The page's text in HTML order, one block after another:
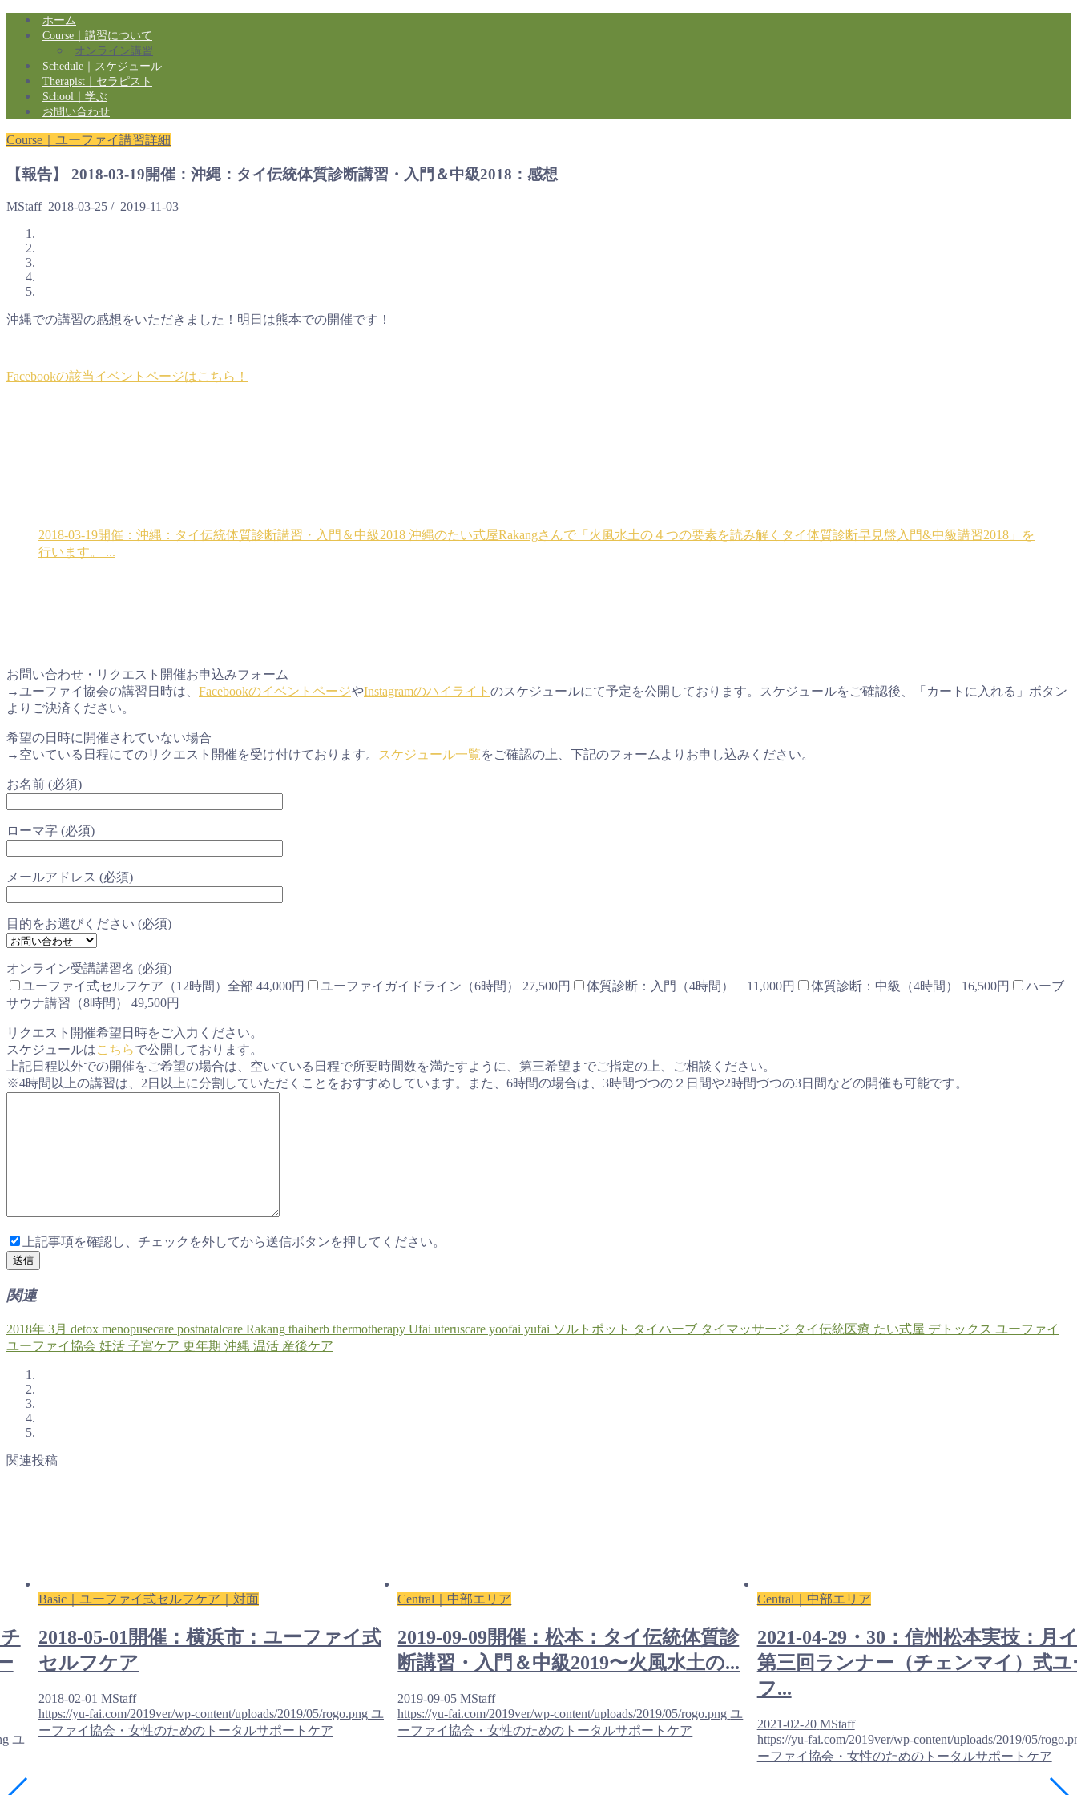
ホーム
Course｜講習について
オンライン講習
Schedule｜スケジュール
Therapist｜セラピスト
School｜学ぶ
お問い合わせ
Course｜ユーファイ講習詳細
【報告】 2018-03-19開催：沖縄：タイ伝統体質診断講習・入門＆中級2018：感想
MStaff 2018-03-25 / 2019-11-03
沖縄での講習の感想をいただきました！明日は熊本での開催です！
Facebookの該当イベントページはこちら！
2018-03-19開催：沖縄：タイ伝統体質診断講習・入門＆中級2018 沖縄のたい式屋Rakangさんで「火風水土の４つの要素を読み解くタイ体質診断早見盤入門&中級講習2018」を
行います。 ...
お問い合わせ・リクエスト開催お申込みフォーム
→ユーファイ協会の講習日時は、 FacebookのイベントページやInstagramのハイライト のスケジュールにて予定を公開しております。スケジュールをご確認後、「カートに入れる」ボタン
よりご決済ください。
希望の日時に開催されていない場合
→空いている日程にてのリクエスト開催を受け付けております。 スケジュール一覧をご確認の上、下記のフォームよりお申し込みください。
お名前 (必須)
ローマ字 (必須)
メールアドレス (必須)
目的をお選びください (必須)
オンライン受講講習名 (必須)
ユーファイ式セルフケア（12時間）全部 44,000円
ユーファイガイドライン（6時間） 27,500円 体質診断：入門（4時間） 11,000円 体質診断：中級（4時間） 16,500円
ハーブ
サウナ講習（8時間） 49,500円
リクエスト開催希望日時をご入力ください。
スケジュールはこちらで公開しております。
上記日程以外での開催をご希望の場合は、空いている日程で所要時間数を満たすように、第三希望までご指定の上、ご相談ください。
※4時間以上の講習は、2日以上に分割していただくことをおすすめしています。また、6時間の場合は、3時間づつの２日間や2時間づつの3日間などの開催も可能です。
上記事項を確認し、チェックを外してから送信ボタンを押してください。
関連
2018年 3月 detox menopusecare postnatalcare Rakang thaiherb thermotherapy Ufai uteruscare yoofai yufai ソルトポット タイハーブ タイマッサージ タイ伝統医療 たい式屋 デトックス ユーファイ
ユーファイ協会 妊活 子宮ケア 更年期 沖縄 温活 産後ケア
関連投稿
ユ
Basic｜ユーファイ式セルフケア｜対面
2018-05-01開催：横浜市：ユーファイ式
セルフケア
2018-02-01 MStaff
https://yu-fai.com/2019ver/wp-content/uploads/2019/05/rogo.png ユ
ーファイ協会・女性のためのトータルサポートケア
Central｜中部エリア
2019-09-09開催：松本：タイ伝統体質診
断講習・入門＆中級2019〜火風水土の...
2019-09-05 MStaff
https://yu-fai.com/2019ver/wp-content/uploads/2019/05/rogo.png ユ
ーファイ協会・女性のためのトータルサポートケア
Central｜中部エリア
2021-04-29・30：信州松本実技：月
第三回ランナー（チェンマイ）式ユ
フ...
2021-02-20 MStaff
https://yu-fai.com/2019ver/wp-content/uploads/2019/05/
ーファイ協会・女性のためのトータルサポートケア